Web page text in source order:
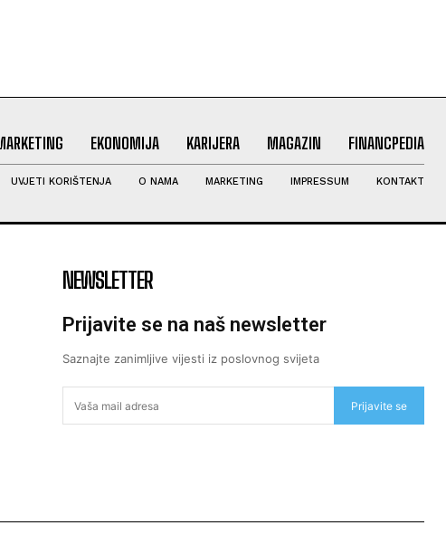
EKONOMIJA KARIJERA MAGAZIN FINANCPEDIA
UVJETI KORIŠTENJA O NAMA MARKETING IMPRESSUM KONTAKT
NEWSLETTER
Prijavite se na naš newsletter
Saznajte zanimljive vijesti iz poslovnog svijeta
Prijavite se